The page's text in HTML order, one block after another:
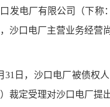
发电厂有限公司（下称
沙口电厂主营业务经营
31日，沙口电厂被债权
裁定受理对沙口电厂提